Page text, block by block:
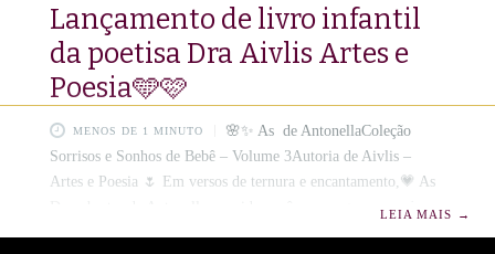
Lançamento de livro infantil
da poetisa Dra Aivlis Artes e
Poesia🩵🩷
MENOS DE 1 MINUTO
🌸✨ As de AntonellaColeção
Sorrisos e Sonhos de Bebê – Volume 3Autoria de Aivlis –
Artes e Poesia 🌷 Em versos de ternura e encantamento,💗 As
Descobertas de Antonella convida você a enxergar o mundo
LEIA MAIS →